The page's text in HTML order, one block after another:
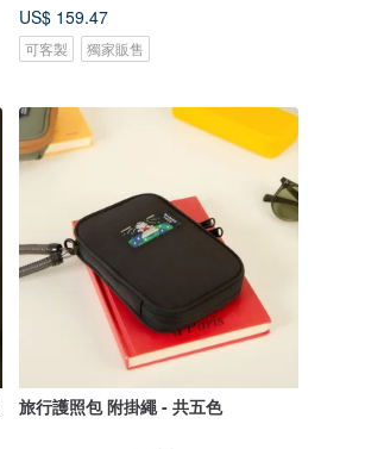
US$ 159.47
可客製 獨家販售
旅行護照包 附掛繩 - 共五色